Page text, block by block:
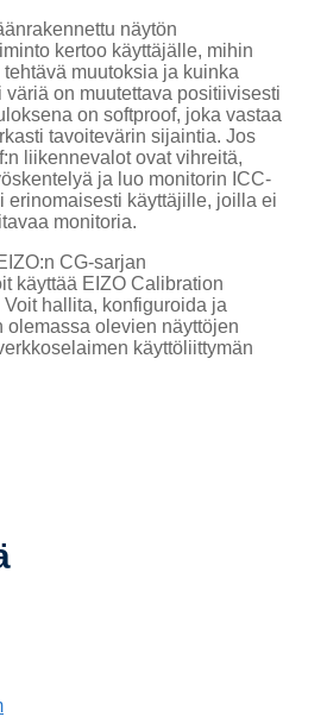
näytön
kertoo käyttäjälle, mihin
muutoksia ja kuinka
väriä on muutettava positiivisesti
on softproof, joka vastaa
tavoitevärin sijaintia. Jos
liikennevalot ovat vihreitä,
ja luo monitorin ICC-
erinomaisesti käyttäjille, joilla ei
monitoria.
CG-sarjan
käyttää EIZO Calibration
hallita, konfiguroida ja
olemassa olevien näyttöjen
käyttöliittymän